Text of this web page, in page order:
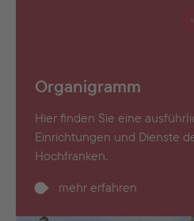
Organigramm
Hier finden Sie eine
Einrichtungen und Dienste
Hochfranken.
mehr erfahren